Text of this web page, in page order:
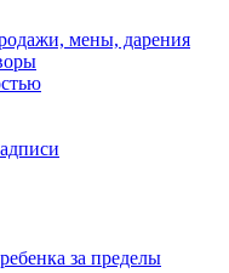
мены, дарения
за пределы